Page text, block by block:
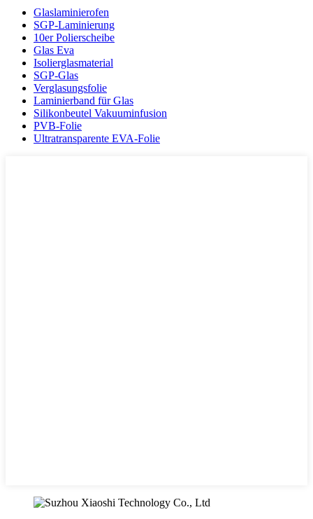
Glaslaminierofen
SGP-Laminierung
10er Polierscheibe
Glas Eva
Isolierglasmaterial
SGP-Glas
Verglasungsfolie
Laminierband für Glas
Silikonbeutel Vakuuminfusion
PVB-Folie
Ultratransparente EVA-Folie